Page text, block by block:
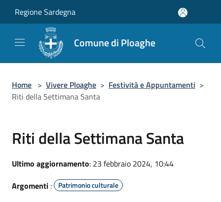
Regione Sardegna
Comune di Ploaghe
Home > Vivere Ploaghe > Festività e Appuntamenti >
Riti della Settimana Santa
Riti della Settimana Santa
Ultimo aggiornamento: 23 febbraio 2024, 10:44
Argomenti : Patrimonio culturale